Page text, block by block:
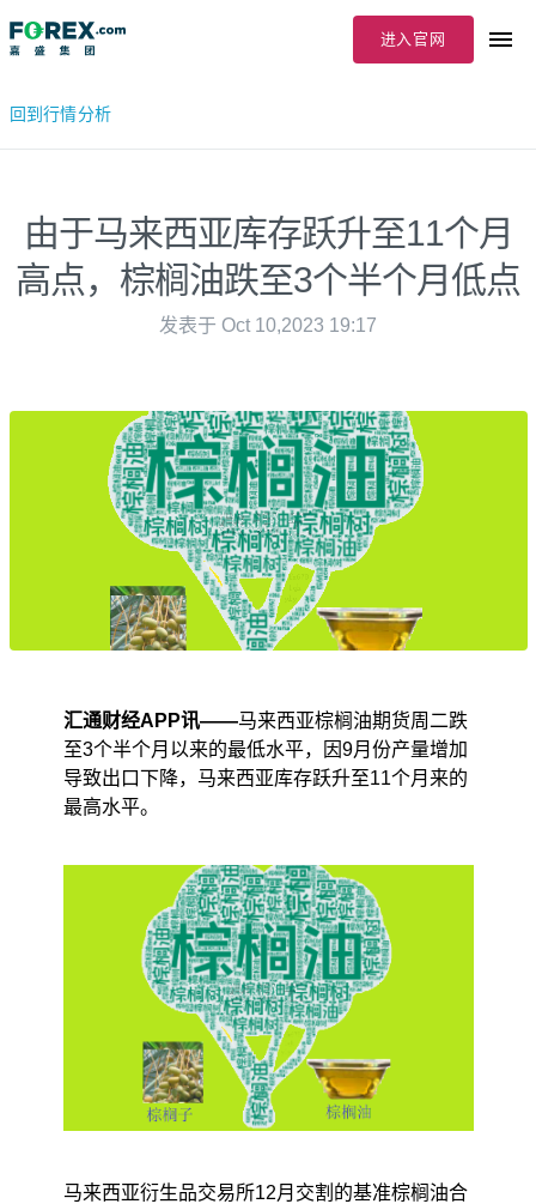
进入官网
回到行情分析
由于马来西亚库存跃升至11个月
高点，棕榈油跌至3个半个月低点
发表于 Oct 10,2023 19:17
汇通财经APP讯——马来西亚棕榈油期货周二跌
至3个半个月以来的最低水平，因9月份产量增加
导致出口下降，马来西亚库存跃升至11个月来的
最高水平。
马来西亚衍生品交易所12月交割的基准棕榈油合